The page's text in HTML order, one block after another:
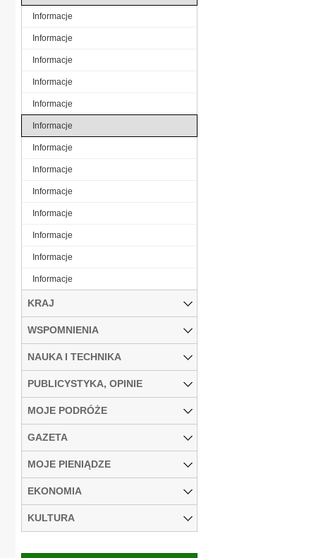
Informacje
Informacje
Informacje
Informacje
Informacje
Informacje
Informacje
Informacje
Informacje
Informacje
Informacje
Informacje
Informacje
KRAJ
WSPOMNIENIA
NAUKA I TECHNIKA
PUBLICYSTYKA, OPINIE
MOJE PODRÓŻE
GAZETA
MOJE PIENIĄDZE
EKONOMIA
KULTURA